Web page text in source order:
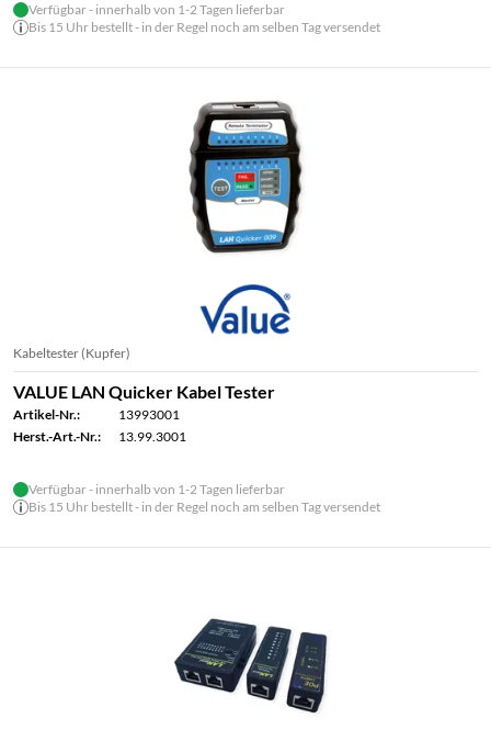
Verfügbar - innerhalb von 1-2 Tagen lieferbar
Bis 15 Uhr bestellt - in der Regel noch am selben Tag versendet
Kabeltester (Kupfer)
VALUE LAN Quicker Kabel Tester
Artikel-Nr.:
13993001
Herst.-Art.-Nr.:
13.99.3001
Verfügbar - innerhalb von 1-2 Tagen lieferbar
Bis 15 Uhr bestellt - in der Regel noch am selben Tag versendet